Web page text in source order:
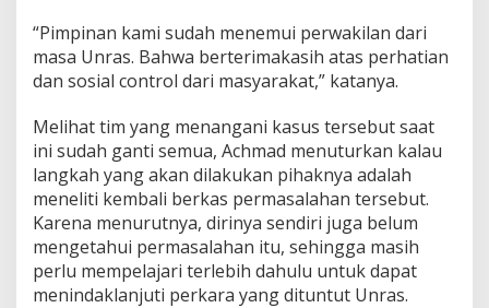
“Pimpinan kami sudah menemui perwakilan dari
masa Unras. Bahwa berterimakasih atas perhatian
dan sosial control dari masyarakat,” katanya.
Melihat tim yang menangani kasus tersebut saat
ini sudah ganti semua, Achmad menuturkan kalau
langkah yang akan dilakukan pihaknya adalah
meneliti kembali berkas permasalahan tersebut.
Karena menurutnya, dirinya sendiri juga belum
mengetahui permasalahan itu, sehingga masih
perlu mempelajari terlebih dahulu untuk dapat
menindaklanjuti perkara yang dituntut Unras.